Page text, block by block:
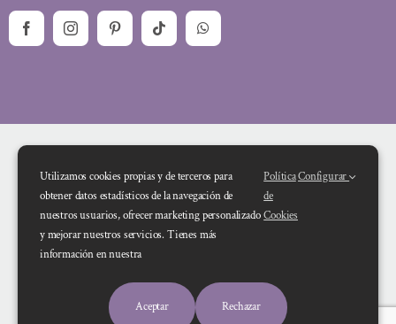
Financiado por la Unión Europea – NextGenerationEU. Sin embargo, los
autores y no reflejan necesariamente los de la Unión Europea o la Comisión
Europea. Ni la Unión Europea ni la Comisión Europea pueden ser consideradas
Utilizamos cookies propias y de terceros para
obtener datos estadísticos de la navegación de
nuestros usuarios, ofrecer marketing personalizado
y mejorar nuestros servicios. Tienes más
información en nuestra
Política
de
Cookies
Configurar
Aceptar Rechazar